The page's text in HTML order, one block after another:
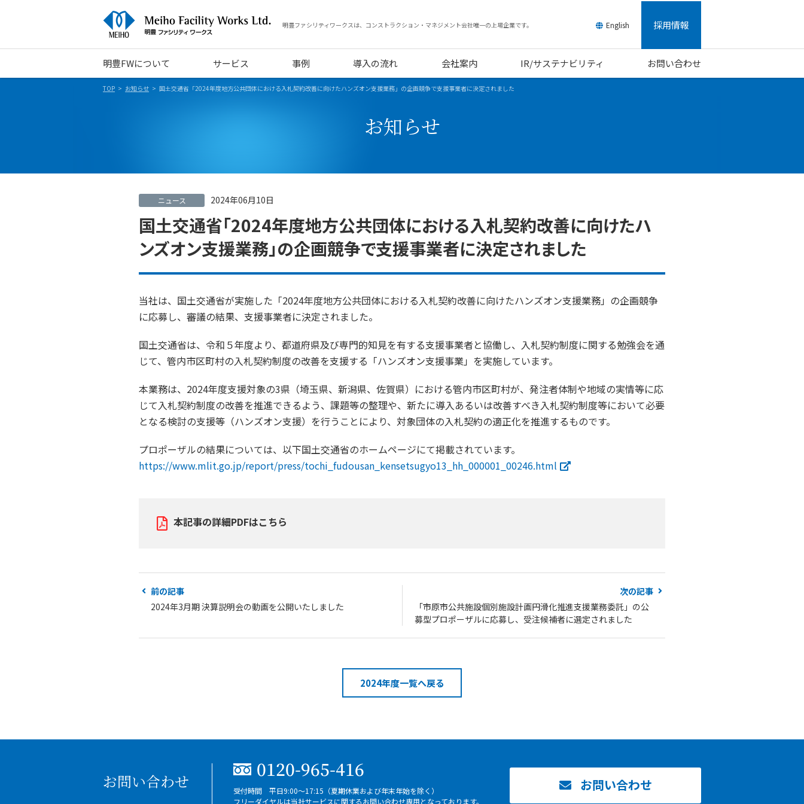
明豊ファシリティワークスは、コンストラクション・マネジメント会社唯一の上場企業です。
明豊FWについて サービス 事例 導入の流れ 会社案内 IR/サステナビリティ
採用情報
お問い合わせ
English
TOP お知らせ 国土交通省「2024年度地方公共団体における入札契約改善に向けたハンズオン支援業務」の企画競争で支援事業者に決定されました
お知らせ
ニュース 2024年06月10日
国土交通省「2024年度地方公共団体における入札契約改善に向けたハ
ンズオン支援業務」の企画競争で支援事業者に決定されました
当社は、国土交通省が実施した「2024年度地方公共団体における入札契約改善に向けたハンズオン支援業務」の企画競争
に応募し、審議の結果、支援事業者に決定されました。
国土交通省は、令和５年度より、都道府県及び専門的知見を有する支援事業者と協働し、入札契約制度に関する勉強会を通
じて、管内市区町村の入札契約制度の改善を支援する「ハンズオン支援事業」を実施しています。
本業務は、 2024年度支援対象の3県（埼玉県、新潟県、佐賀県）における管内市区町村が、発注者体制や地域の実情等に応
じて入札契約制度の改善を推進できるよう、課題等の整理や、新たに導入あるいは改善すべき入札契約制度等において必要
となる検討の支援等（ハンズオン支援）を行うことにより、対象団体の入札契約の適正化を推進するものです。
プロポーザルの結果については、以下国土交通省のホームページにて掲載されています。
https://www.mlit.go.jp/report/press/tochi_fudousan_kensetsugyo13_hh_000001_00246.html
本記事の詳細PDFはこちら
前の記事
2024年3月期 決算説明会の動画を公開いたしました
次の記事
「市原市公共施設個別施設計画円滑化推進支援業務委託」の公
募型プロポーザルに応募し、受注候補者に選定されました
2024年度一覧へ戻る
お問い合わせ
受付時間 平日9:00～17:15（夏期休業および年末年始を除く）
フリーダイヤルは当社サービスに関するお問い合わせ専用となっております。
お問い合わせ